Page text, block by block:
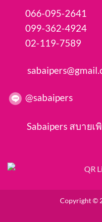
066-095-2641
099-362-4924
02-119-7589
@sabaipers
Sabaipers สบายเ
Copyright ©